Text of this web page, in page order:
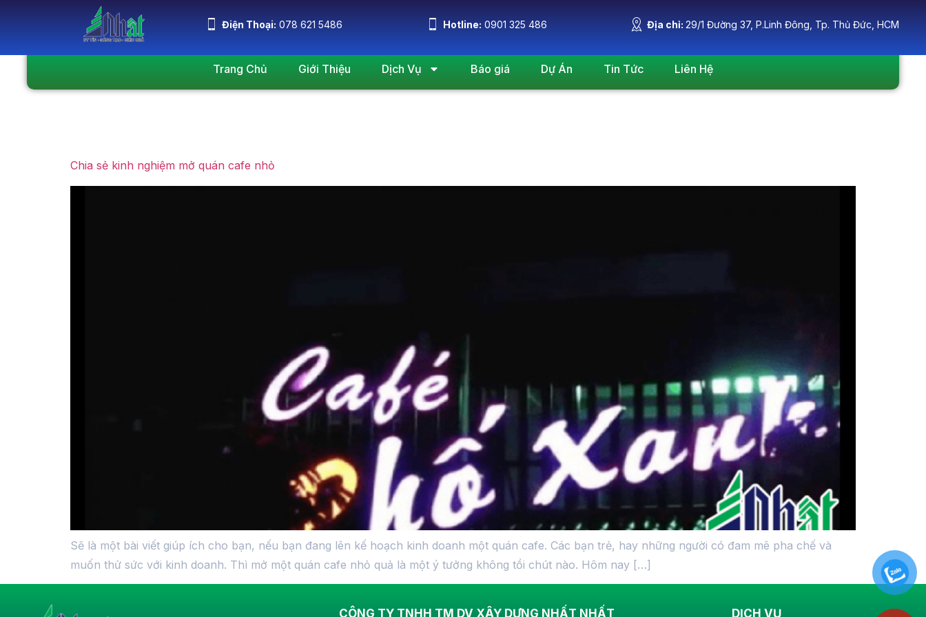
Điện Thoại: 078 621 5486 Hotline: 0901 325 486 Địa chỉ: 29/1 Đường 37, P.Linh Đông, Tp. Thủ Đức, HCM
Trang Chủ Giới Thiệu Dịch Vụ Báo giá Dự Án Tin Tức Liên Hệ
Chia sẻ kinh nghiệm mở quán cafe nhỏ
Sẽ là một bài viết giúp ích cho bạn, nếu bạn đang lên kế hoạch kinh doanh một quán cafe. Các bạn trẻ, hay những người có đam mê pha chế và
muốn thử sức với kinh doanh. Thì mở một quán cafe nhỏ quả là một ý tưởng không tồi chút nào. Hôm nay […]
CÔNG TY TNHH TM DV XÂY DỰNG NHẤT NHẤT DỊCH VỤ